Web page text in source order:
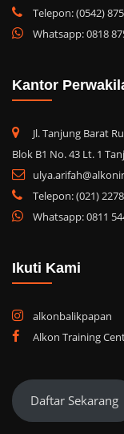
Telepon: (0542)
Whatsapp: 0818
Kantor
Jl. Tanjung Barat
Blok B1 No. 43 Lt. 1
Telepon: (021)
Whatsapp: 0811
Ikuti Kami
alkonbalikpapan
Alkon Training
Daftar Sekarang